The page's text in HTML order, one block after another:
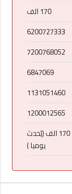
170 الف
6200727333
7200768052
6847069
1131051460
1200012565
الحد 170 الف (يُحدث
يوميا )